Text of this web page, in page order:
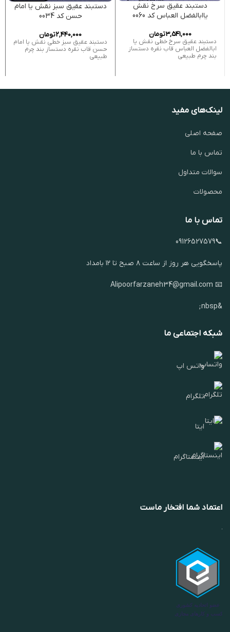
دستبند عقیق سرخ نقش
یاابالفضل العباس کد 0060
3,541,000تومان
دستبند عقیق سرخ خطی نقش یا
ابالفضل العباس قاب نقره دستساز
بند چرم طبیعی
دستبند عقیق سبز نقش یا امام
حسن کد 0034
2,440,000تومان
دستبند عقیق سبز خطی نقش یا امام
حسن قاب نقره دستساز بند چرم
طبیعی
لینک‌های مفید
صفحه اصلی
تماس با ما
سوالات متداول
محصولات
تماس با ما
📞09126527579
پاسخگویی هر روز از ساعت ۸ صبح تا ۱۲ بامداد
📧 Alipoorfarzaneh34@gmail.com
&nbsp;
شبکه اجتماعی ما
واتس اپ
تلگرام
ایتا
اینستاگرام
اعتماد شما افتخار ماست